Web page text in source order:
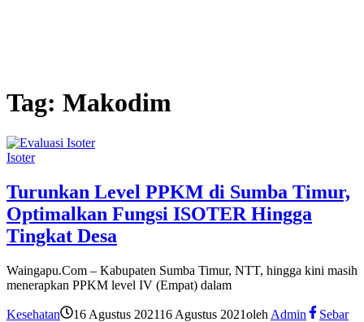
Tag: Makodim
Isoter
Turunkan Level PPKM di Sumba Timur,
Optimalkan Fungsi ISOTER Hingga
Tingkat Desa
Waingapu.Com – Kabupaten Sumba Timur, NTT, hingga kini masih
menerapkan PPKM level IV (Empat) dalam
Kesehatan 16 Agustus 202116 Agustus 2021oleh Admin
Sebar